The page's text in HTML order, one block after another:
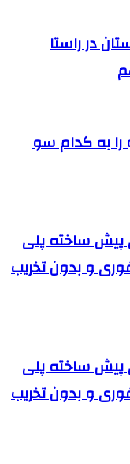
در راستا
را به کدام سو
پیش ساخته پلی
و بدون تخریب
پیش ساخته پلی
و بدون تخریب